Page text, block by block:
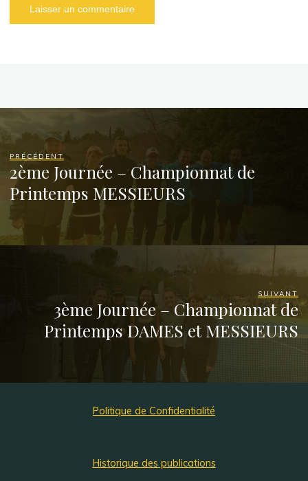
PRÉCÉDENT
2ème Journée – Championnat de
Printemps MESSIEURS
SUIVANT
3ème Journée – Championnat de
Printemps DAMES et MESSIEURS
Politique de Confidentialité
Historique des publications